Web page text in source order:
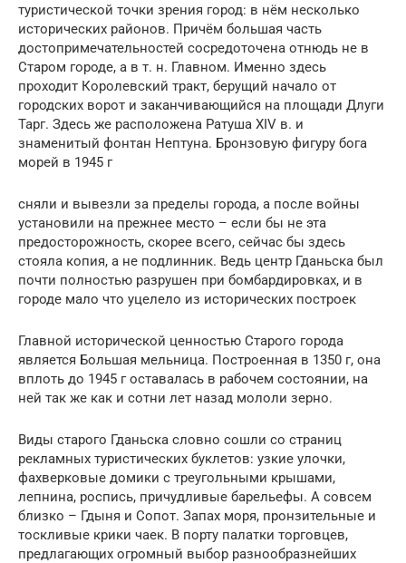
туристической точки зрения город: в нём несколько
исторических районов. Причём большая часть
достопримечательностей сосредоточена отнюдь не в
Старом городе, а в т. н. Главном. Именно здесь
проходит Королевский тракт, берущий начало от
городских ворот и заканчивающийся на площади Длуги
Тарг. Здесь же расположена Ратуша XIV в. и
знаменитый фонтан Нептуна. Бронзовую фигуру бога
морей в 1945 г
сняли и вывезли за пределы города, а после войны
установили на прежнее место – если бы не эта
предосторожность, скорее всего, сейчас бы здесь
стояла копия, а не подлинник. Ведь центр Гданьска был
почти полностью разрушен при бомбардировках, и в
городе мало что уцелело из исторических построек
Главной исторической ценностью Старого города
является Большая мельница. Построенная в 1350 г, она
вплоть до 1945 г оставалась в рабочем состоянии, на
ней так же как и сотни лет назад мололи зерно.
Виды старого Гданьска словно сошли со страниц
рекламных туристических буклетов: узкие улочки,
фахверковые домики с треугольными крышами,
лепнина, роспись, причудливые барельефы. А совсем
близко – Гдыня и Сопот. Запах моря, пронзительные и
тоскливые крики чаек. В порту палатки торговцев,
предлагающих огромный выбор разнообразнейших